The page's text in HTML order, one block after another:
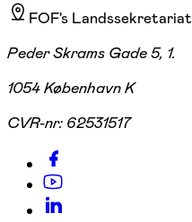
FOF's Landssekretariat
Peder Skrams Gade 5, 1.
1054 København K
CVR-nr: 62531517